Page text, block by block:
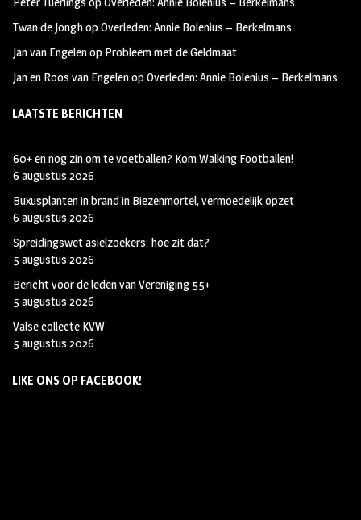
Twan de JonghopOverleden: Annie Bolenius – Berkelmans
Jan van Engelenop Probleem met de Geldmaat
Jan en Roos van EngelenopOverleden: Annie Bolenius – Berkelmans
LAATSTE BERICHTEN
60+ en nog zin om te voetballen? Kom Walking Footballen!
6 augustus 2026
Buxusplanten in brand in Biezenmortel, vermoedelijk opzet
6 augustus 2026
Spreidingswet asielzoekers: hoe zit dat?
5 augustus 2026
Bericht voor de leden van Vereniging 55+
5 augustus 2026
Valse collecte KVW
5 augustus 2026
LIKE ONS OP FACEBOOK!